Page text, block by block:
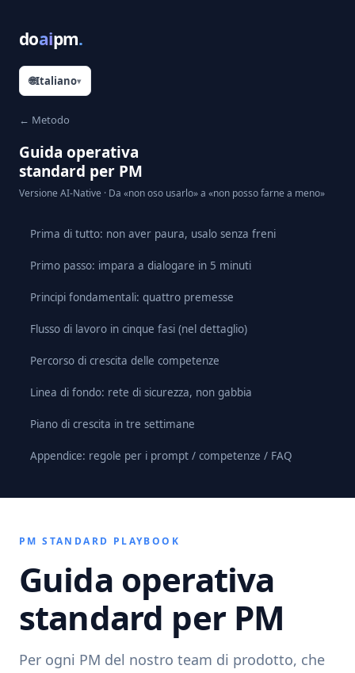
doaipm.
🌐Italiano▾
← Metodo
Guida operativa
standard per PM
Versione AI-Native · Da «non oso usarlo» a «non posso farne a meno»
Prima di tutto: non aver paura, usalo senza freni
Primo passo: impara a dialogare in 5 minuti
Principi fondamentali: quattro premesse
Flusso di lavoro in cinque fasi (nel dettaglio)
Percorso di crescita delle competenze
Linea di fondo: rete di sicurezza, non gabbia
Piano di crescita in tre settimane
Appendice: regole per i prompt / competenze / FAQ
PM STANDARD PLAYBOOK
Guida operativa
standard per PM
Per ogni PM del nostro team di prodotto, che